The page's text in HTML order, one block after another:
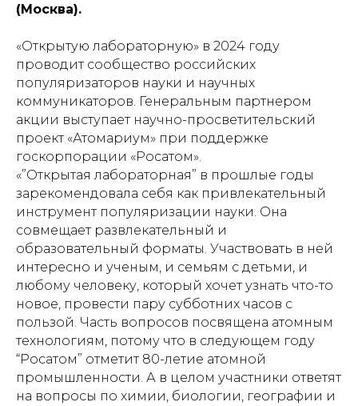
(Москва).
«Открытую лабораторную» в 2024 году
проводит сообщество российских
популяризаторов науки и научных
коммуникаторов. Генеральным партнером
акции выступает научно-просветительский
проект «Атомариум» при поддержке
госкорпорации «Росатом».
«”Открытая лабораторная” в прошлые годы
зарекомендовала себя как привлекательный
инструмент популяризации науки. Она
совмещает развлекательный и
образовательный форматы. Участвовать в ней
интересно и ученым, и семьям с детьми, и
любому человеку, который хочет узнать что-то
новое, провести пару субботних часов с
пользой. Часть вопросов посвящена атомным
технологиям, потому что в следующем году
“Росатом” отметит 80-летие атомной
промышленности. А в целом участники ответят
на вопросы по химии, биологии, географии и